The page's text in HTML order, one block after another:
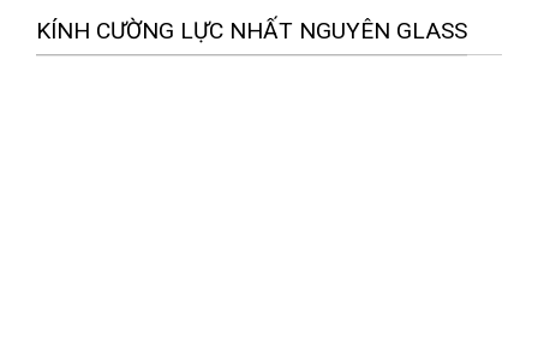
KÍNH CƯỜNG LỰC NHẤT NGUYÊN GLASS